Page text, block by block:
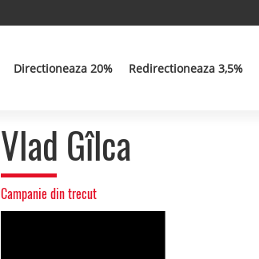
Directioneaza 20% Redirectioneaza 3,5%
Vlad Gîlca
Campanie din trecut